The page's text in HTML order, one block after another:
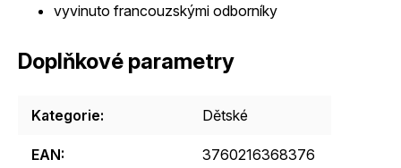
vyvinuto francouzskými odborníky
Doplňkové parametry
Kategorie: Dětské
EAN: 3760216368376